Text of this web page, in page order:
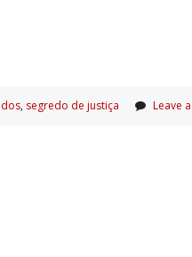
, segredo de justiça Leave